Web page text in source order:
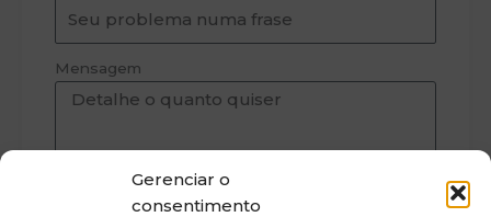
Gerenciar o
consentimento
Mensagem